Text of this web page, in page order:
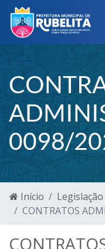
0098/
Início
Legislação
CONTRATOS